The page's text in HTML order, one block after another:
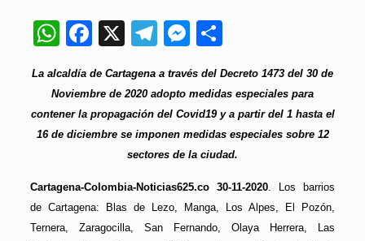
WhatsApp
Facebook
X Telegram
Messenger
La alcaldía de Cartagena a través del Decreto 1473 del 30 de
Noviembre de 2020 adopto medidas especiales para
contener la propagación del Covid19 y a partir del 1 hasta el
16 de diciembre se imponen medidas especiales sobre 12
sectores de la ciudad.
Cartagena-Colombia-Noticias625.co 30-11-2020. Los barrios
de Cartagena: Blas de Lezo, Manga, Los Alpes, El Pozón,
Ternera, Zaragocilla, San Fernando, Olaya Herrera, Las